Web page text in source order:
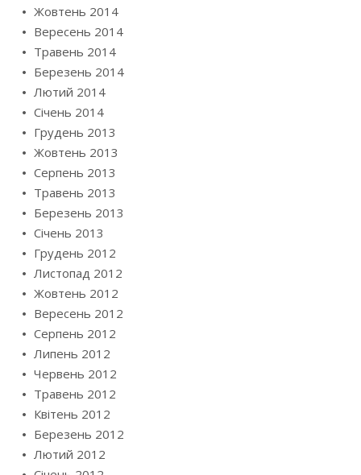
Жовтень 2014
Вересень 2014
Травень 2014
Березень 2014
Лютий 2014
Січень 2014
Грудень 2013
Жовтень 2013
Серпень 2013
Травень 2013
Березень 2013
Січень 2013
Грудень 2012
Листопад 2012
Жовтень 2012
Вересень 2012
Серпень 2012
Липень 2012
Червень 2012
Травень 2012
Квітень 2012
Березень 2012
Лютий 2012